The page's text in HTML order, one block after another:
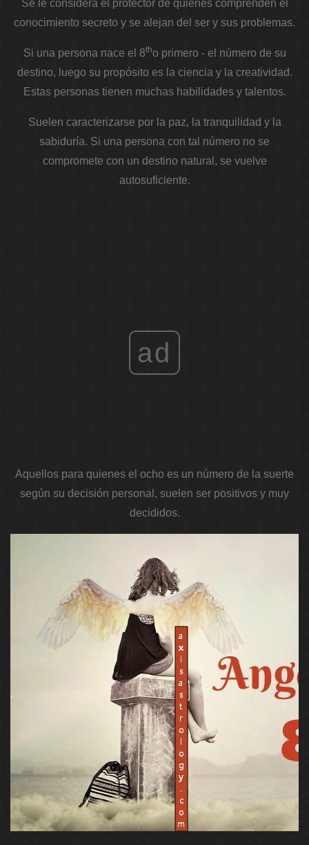
Se le considera el protector de quienes comprenden el
conocimiento secreto y se alejan del ser y sus problemas.
Si una persona nace el 8tho primero - el número de su
destino, luego su propósito es la ciencia y la creatividad.
Estas personas tienen muchas habilidades y talentos.
Suelen caracterizarse por la paz, la tranquilidad y la
sabiduría. Si una persona con tal número no se
compromete con un destino natural, se vuelve
autosuficiente.
ad
Aquellos para quienes el ocho es un número de la suerte
según su decisión personal, suelen ser positivos y muy
decididos.